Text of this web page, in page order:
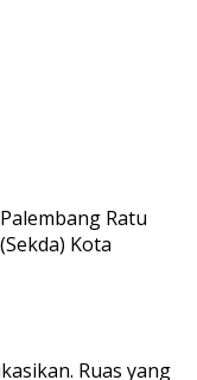
Ratu
Kota
Ruas yang